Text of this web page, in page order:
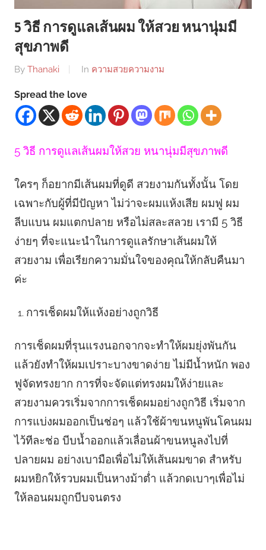
5 วิธี การดูแลเส้นผม ให้สวย หนานุ่มมี
สุขภาพดี
By Thanaki In ความสวยความงาม
Spread the love
5 วิธี การดูแลเส้นผมให้สวย หนานุ่มมีสุขภาพดี
ใครๆ ก็อยากมีเส้นผมที่ดูดี สวยงามกันทั้งนั้น โดย
เฉพาะกับผู้ที่มีปัญหา ไม่ว่าจะผมแห้งเสีย ผมฟู ผม
ลีบแบน ผมแตกปลาย หรือไม่สละสลวย เรามี 5 วิธี
ง่ายๆ ที่จะแนะนำในการดูแลรักษาเส้นผมให้
สวยงาม เพื่อเรียกความมั่นใจของคุณให้กลับคืนมา
ค่ะ
การเช็ดผมให้แห้งอย่างถูกวิธี
การเช็ดผมที่รุนแรงนอกจากจะทำให้ผมยุ่งพันกัน
แล้วยังทำให้ผมเปราะบางขาดง่าย ไม่มีน้ำหนัก พอง
ฟูจัดทรงยาก การที่จะจัดแต่ทรงผมให้ง่ายและ
สวยงามควรเริ่มจากการเช็ดผมอย่างถูกวิธี เริ่มจาก
การแบ่งผมออกเป็นช่อๆ แล้วใช้ผ้าขนหนูพันโคนผม
ไว้ทีละช่อ บีบน้ำออกแล้วเลื่อนผ้าขนหนูลงไปที่
ปลายผม อย่างเบามือเพื่อไม่ให้เส้นผมขาด สำหรับ
ผมหยิกให้รวบผมเป็นหางม้าต่ำ แล้วกดเบาๆเพื่อไม่
ให้ลอนผมถูกบีบจนตรง